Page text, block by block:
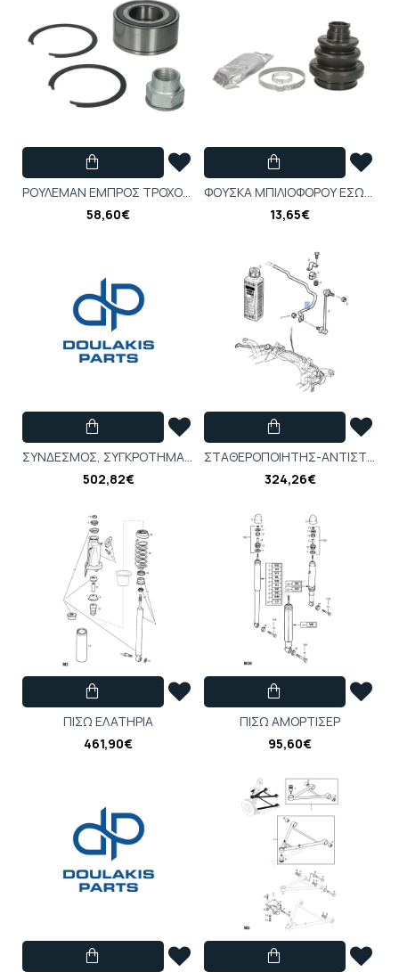
ΡΟΥΛΕΜΑΝ ΕΜΠΡΟΣ ΤΡΟΧΟΥ (35x72x33) OPEL ADAM, CORSA D, CORSA E, CORSA F 1.0-1.4LPG 07.06- R153.57
58,60€
ΦOYΣKA MΠΙΛIOΦΟΡΟΥ EΣΩTΕΡΙΚΗΕΜΠΡΟΣ CADILLAC BLS FIAT CROMA OPEL ASTRA F, ASTRA G, ASTRA G CLASSIC, ASTRA H, ASTRA H CLASSIC - 0.023202
13,65€
ΣΥΝΔΕΣΜΟΣ, ΣΥΓΚΡΟΤΗΜΑ, ΑΞΟΝΑΣ, ΕΣΩΤΕΡΙΚΟΣ, ASTRA-G, ZAFIRA-A, VECTRA-B
502,82€
ΣΤΑΘΕΡΟΠΟΙΗΤΗΣ-ΑΝΤΙΣΤΡΕΠΤΙΚΗ VECTRA-B
324,26€
ΠΙΣΩ ΕΛΑΤΗΡΙΑ
461,90€
ΠΙΣΩ ΑΜΟΡΤΙΣΕΡ
95,60€